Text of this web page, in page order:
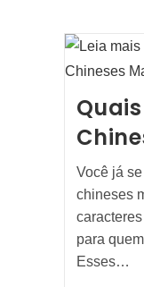
Você já
chineses
para
Esses…